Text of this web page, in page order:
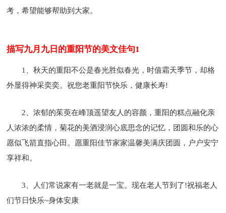
考，希望能够帮助到大家。
描写九月九日的重阳节的美文佳句1
1、秋天的重阳不公是春光胜似春光，时值霜天季节，却格
外显得神采奕奕。祝您老重阳节快乐，健康长寿!
2、浓郁的茱萸在峰顶遥望友人的容颜，重阳的糕点融化亲
人浓浓的柔情，菊花的美酒浸润心底思念的记忆，团圆和乐的心
愿似飞箭直指心田。愿重阳佳节家家温馨美满庆团圆，户户安宁
享祥和。
3、人们常说家有一老就是一宝。现在老人节到了!祝福老人
们节日快乐~身体安康